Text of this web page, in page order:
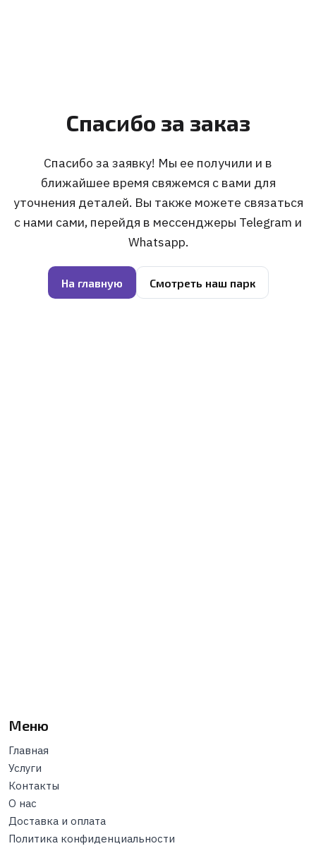
Спасибо за заказ
Спасибо за заявку! Мы ее получили и в
ближайшее время свяжемся с вами для
уточнения деталей. Вы также можете связаться
с нами сами, перейдя в мессенджеры Telegram и
Whatsapp.
На главную Смотреть наш парк
Меню
Главная
Услуги
Контакты
О нас
Доставка и оплата
Политика конфиденциальности